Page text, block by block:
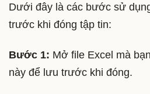
Dưới đây là các bước sử
trước khi đóng tập tin:
Bước 1: Mở file Excel mà
này để lưu trước khi đóng.